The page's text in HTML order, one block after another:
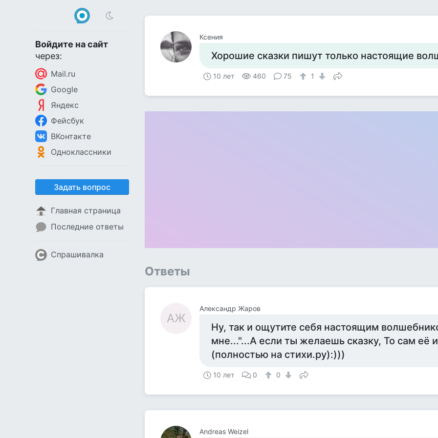
Войдите на сайт
через:
Mail.ru
Google
Яндекс
Фейсбук
ВКонтакте
Одноклассники
Задать вопрос
Главная страница
Последние ответы
Спрашивалка
Ксения
Хорошие сказки пишут только настоящие
10 лет 460 75 1
Ответы
АЖ
Александр Жаров
Ну, так и ощутите себя настоящим
мне..."...А если ты желаешь сказку, То сам её
(полностью на стихи.ру):)))
10 лет 0 0
Andreas Weizel